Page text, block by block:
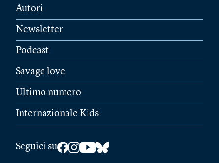
Autori
Newsletter
Podcast
Savage love
Ultimo numero
Internazionale Kids
Seguici su